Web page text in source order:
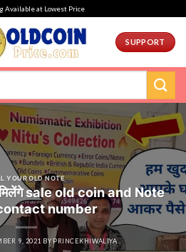
Available at Lowest Price
SUPPORT
YOUR OLD NOTE
sale old coin and Note
number
9, 2021 BYPRINCEKHIWALIYA